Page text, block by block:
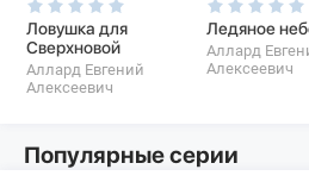
Ловушка для
Сверхновой
Аллард Евгений
Алексеевич
Ледяное
Аллард
Алексеевич
Популярные серии